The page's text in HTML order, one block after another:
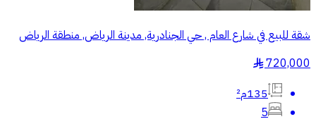
شقة للبيع في شارع العام , حي الجنادرية, مدينة الرياض, منطقة الرياض
720,000
§
135م²
5